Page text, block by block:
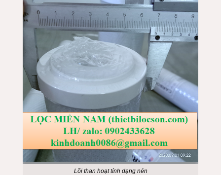
Lõi than hoạt tính dạng nén